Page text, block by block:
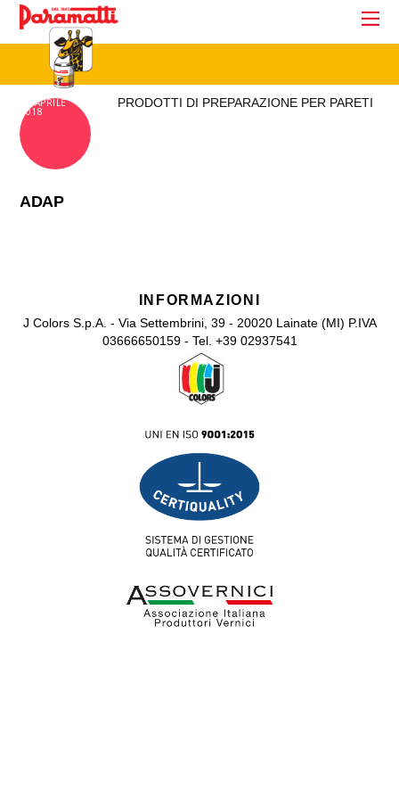
18 APRILE
2018
ADAP
PRODOTTI DI PREPARAZIONE PER PARETI
INFORMAZIONI
J Colors S.p.A. - Via Settembrini, 39 - 20020 Lainate (MI) P.IVA
03666650159 - Tel. +39 02937541